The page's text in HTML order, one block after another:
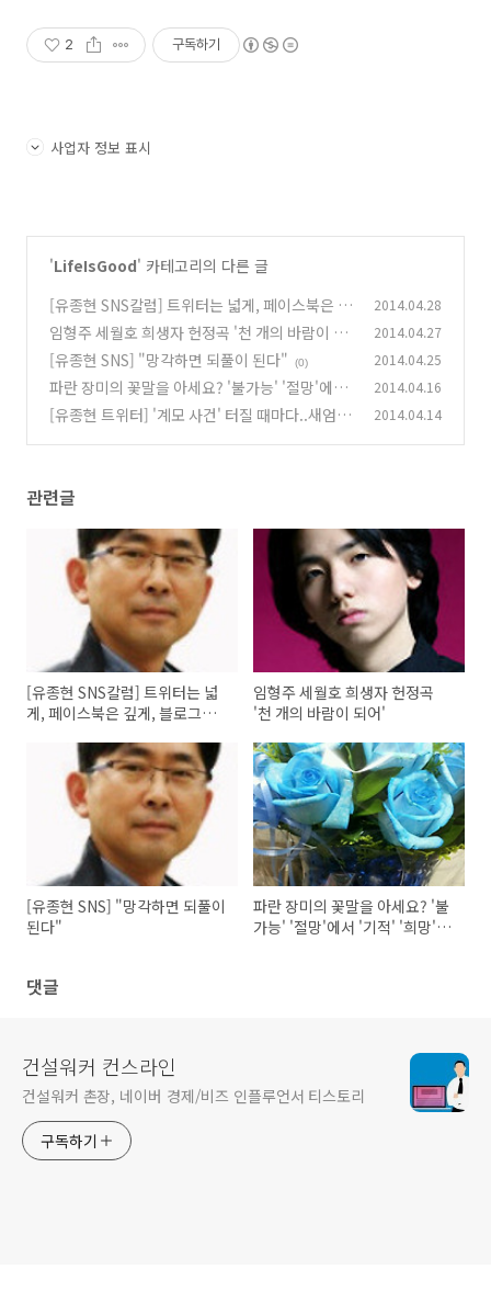
2 구독하기
사업자 정보 표시
'LifeIsGood' 카테고리의 다른 글
[유종현 SNS칼럼] 트위터는 넓게, 페이스북은 깊
게, 블로그는 전문성 있게 (0)
2014.04.28
임형주 세월호 희생자 헌정곡 '천 개의 바람이 되
어' (0)
2014.04.27
[유종현 SNS] "망각하면 되풀이 된다" (0) 2014.04.25
파란 장미의 꽃말을 아세요? '불가능' '절망'에서
'기적' '희망'으로 (0)
2014.04.16
[유종현 트위터] '계모 사건' 터질 때마다..새엄마
2014.04.14
관련글
[유종현 SNS칼럼] 트위터는 넓
게, 페이스북은 깊게, 블로그는
임형주 세월호 희생자 헌정곡
'천 개의 바람이 되어'
[유종현 SNS] "망각하면 되풀이
된다"
파란 장미의 꽃말을 아세요? '불
가능' '절망'에서 '기적' '희망'으
댓글
건설워커 컨스라인
건설워커 촌장, 네이버 경제/비즈 인플루언서 티스토리
구독하기